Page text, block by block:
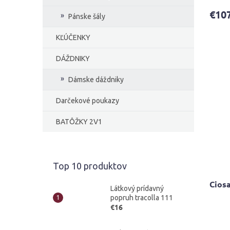
Pánske šály
KĽÚČENKY
DÁŽDNIKY
Dámske dáždniky
Darčekové poukazy
BATÔŽKY 2V1
Top 10 produktov
Látkový prídavný
popruh tracolla 111
€16